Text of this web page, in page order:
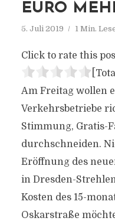
EURO
5. Juli 2019 1 Min.
Click to rate this
Am Freitag wollen
Verkehrsbetriebe
Stimmung, Gratis-
durchschneiden.
Eröffnung des
in Dresden-
Kosten des 15-
Oskarstraße